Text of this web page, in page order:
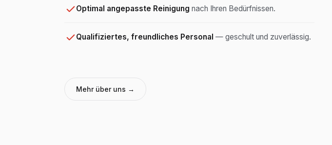
Optimal angepasste Reinigung nach Ihren Bedürfnissen.
Qualifiziertes, freundliches Personal — geschult und zuverlässig.
Mehr über uns →